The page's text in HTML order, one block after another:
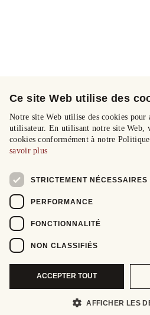
Ce site Web utilise des
Notre site Web utilise des cookies pour
utilisateur. En utilisant notre site Web,
cookies conformément à notre
savoir plus
STRICTEMENT NÉCESSAIRES
PERFORMANCE
FONCTIONNALITÉ
NON CLASSIFIÉS
ACCEPTER TOUT
AFFICHER LES